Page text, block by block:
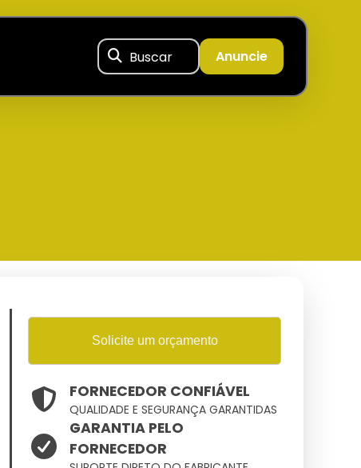
Buscar Anuncie
Solicite um orçamento
FORNECEDOR CONFIÁVEL
QUALIDADE E SEGURANÇA GARANTIDAS
GARANTIA PELO
FORNECEDOR